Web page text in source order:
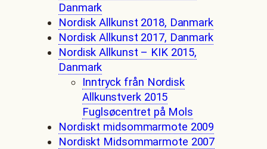
Danmark
Nordisk Allkunst 2018, Danmark
Nordisk Allkunst 2017, Danmark
Nordisk Allkunst – KIK 2015,
Danmark
Inntryck från Nordisk
Allkunstverk 2015
Fuglsøcentret på Mols
Nordiskt midsommarmote 2009
Nordiskt Midsommarmote 2007